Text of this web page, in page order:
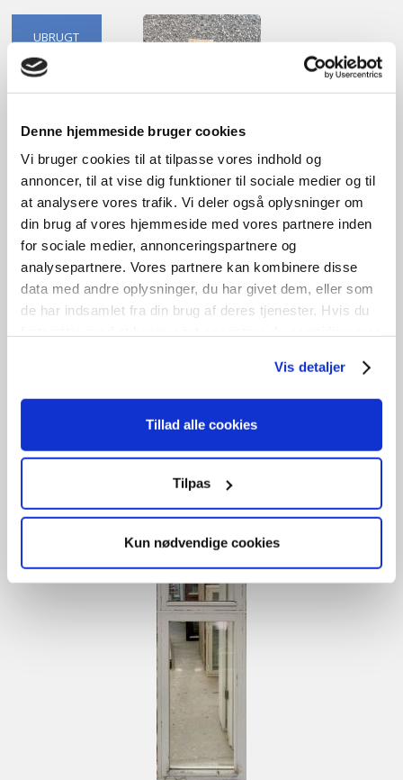
Denne hjemmeside bruger cookies
Vi bruger cookies til at tilpasse vores indhold og
annoncer, til at vise dig funktioner til sociale medier og til
at analysere vores trafik. Vi deler også oplysninger om
din brug af vores hjemmeside med vores partnere inden
for sociale medier, annonceringspartnere og
analysepartnere. Vores partnere kan kombinere disse
data med andre oplysninger, du har givet dem, eller som
de har indsamlet fra din brug af deres tjenester. Hvis du
Vis detaljer
Tillad alle cookies
Tilpas
Kun nødvendige cookies
UBRUGT
Egetræsplanke
Tilføj til kurv